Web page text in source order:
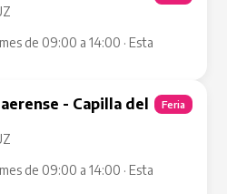
de 09:00 a 14:00 · Esta
- Capilla del
de 09:00 a 14:00 · Esta
Feria